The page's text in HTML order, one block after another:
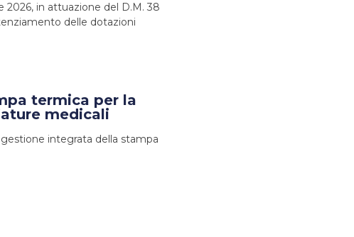
PROCEDI CON L'ACQUISTO
2026, in attuazione del D.M. 38
delle dotazioni
termica per la
medicali
integrata della stampa